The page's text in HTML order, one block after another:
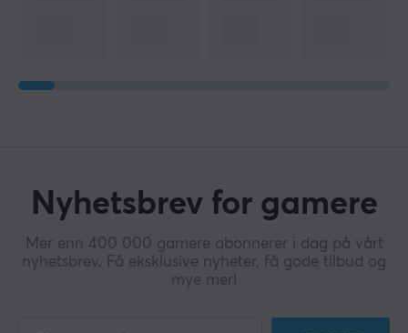
Nyhetsbrev for gamere
Mer enn 400 000 gamere abonnerer i dag på vårt
nyhetsbrev. Få eksklusive nyheter, få gode tilbud og
mye mer!